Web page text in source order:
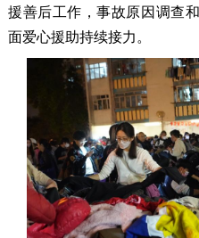
援善后工作，事故原因调查
面爱心援助持续接力。